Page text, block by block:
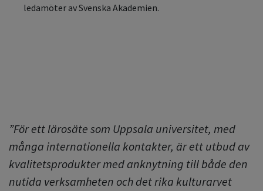
ledamöter av Svenska Akademien.
”För ett lärosäte som Uppsala universitet, med
många internationella kontakter, är ett utbud av
kvalitetsprodukter med anknytning till både den
nutida verksamheten och det rika kulturarvet